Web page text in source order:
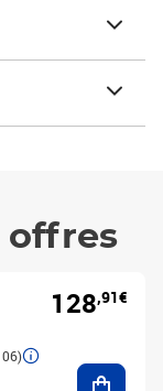
offres
128,91€